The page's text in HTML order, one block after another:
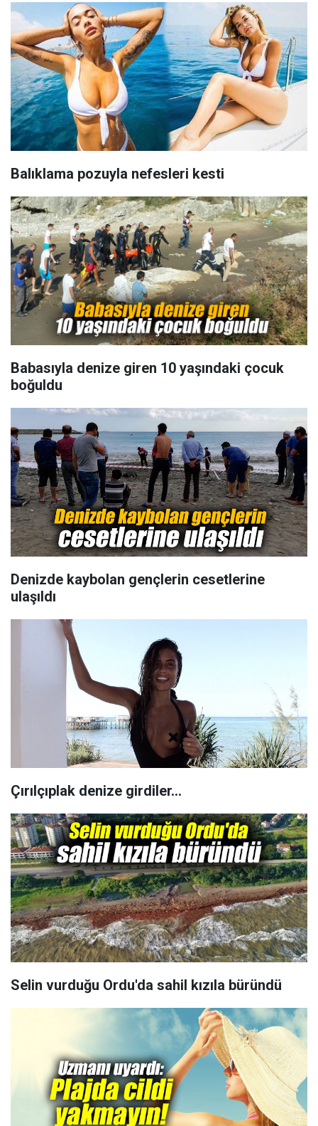
Balıklama pozuyla nefesleri kesti
Babasıyla denize giren 10 yaşındaki çocuk
boğuldu
Denizde kaybolan gençlerin cesetlerine
ulaşıldı
Çırılçıplak denize girdiler...
Selin vurduğu Ordu'da sahil kızıla büründü